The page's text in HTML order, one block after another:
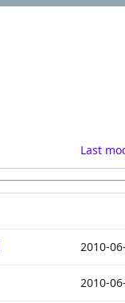
Last
2010-
2010-